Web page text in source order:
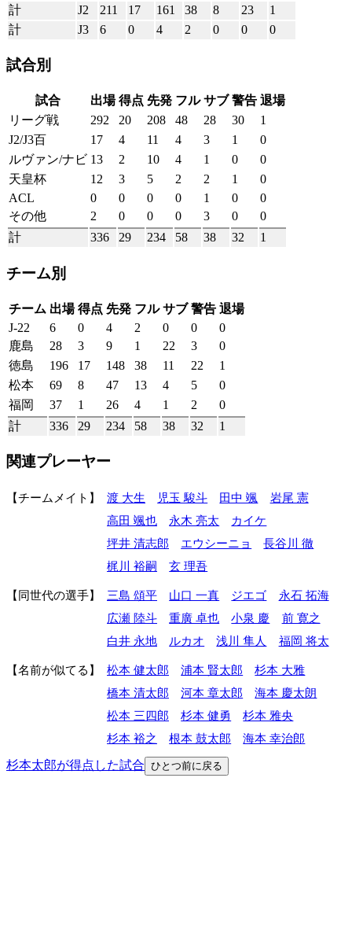
計
J2 211 17 161 38 8 23
1
計
J3 6 0 4 2 0 0 0
試合別
試合 出場 得点 先発 フル サブ 警告 退場
リーグ戦
292 20 208 48 28 30
1
J2/J3百
17 4 11 4 3 1
0
ルヴァン/ナビ 13 2 10 4 1 0
0
天皇杯
12 3 5 2 2 1
0
ACL
0 0 0 0 1 0
0
その他
2 0 0 0 3 0
0
計
336 29 234 58 38 32 1
チーム別
チーム 出場 得点 先発 フル サブ 警告 退場
J-22
6 0 4 2 0 0
0
鹿島
28 3 9 1 22 3
0
徳島
196 17 148 38 11 22
1
松本
69 8 47 13 4 5
0
福岡
37 1 26 4 1 2
0
計
336 29 234 58 38 32 1
関連プレーヤー
チームメイト 渡 大生 児玉 駿斗 田中 颯
岩尾 憲
高田 颯也
永木 亮太
カイケ
坪井 清志郎
エウシーニョ
長谷川 徹
梶川 裕嗣
玄 理吾
同世代の選手 三島 頌平 山口 一真 ジエゴ
永石 拓海
広瀬 陸斗
重廣 卓也 小泉 慶
前 寛之
白井 永地
ルカオ 浅川 隼人 福岡 将太
名前が似てる 松本 健太郎 浦本 賢太郎
杉本 大雅
橋本 清太郎
河本 章太郎
海本 慶太朗
松本 三四郎
杉本 健勇
杉本 雅央
杉本 裕之
根本 鼓太郎
海本 幸治郎
杉本太郎が得点した試合 ひとつ前に戻る